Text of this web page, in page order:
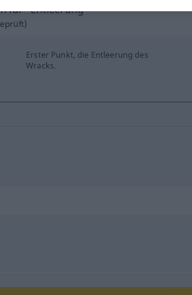
für "Entleerung"
Erster Punkt, die Entleerung des
Wracks.